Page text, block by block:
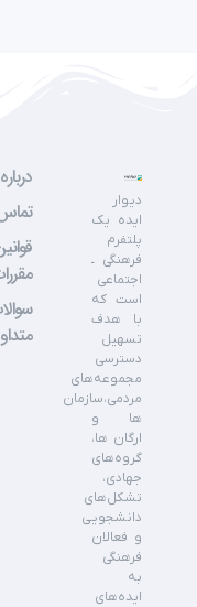
دیوار
ایده یک
پلتفرم
فرهنگی ـ
اجتماعی
است که
با هدف
تسهیل
دسترسی
مجموعه‌های
مردمی،سازمان
ها و
ارگان ها،
گروه‌های
جهادی،
تشکل‌های
دانشجویی
و فعالان
فرهنگی
به
ایده‌های